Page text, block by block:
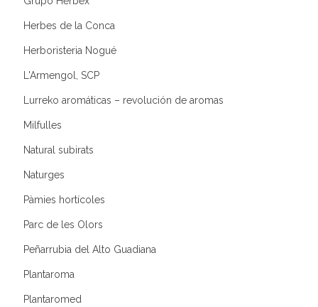
Herbes de la Conca
Herboristeria Nogué
L'Armengol, SCP
Lurreko aromáticas – revolución de aromas
Milfulles
Natural subirats
Naturges
Pàmies hortícoles
Parc de les Olors
Peñarrubia del Alto Guadiana
Plantaroma
Plantaromed